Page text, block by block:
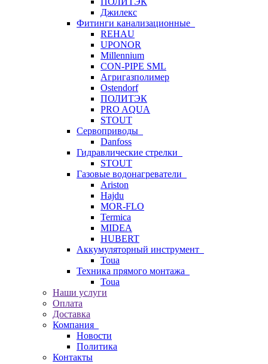
Джилекс
Фитинги канализационные
REHAU
UPONOR
Millennium
CON-PIPE SML
Агригазполимер
Ostendorf
ПОЛИТЭК
PRO AQUA
STOUT
Сервоприводы
Danfoss
Гидравлические стрелки
STOUT
Газовые водонагреватели
Ariston
Hajdu
MOR-FLO
Termica
MIDEA
HUBERT
Аккумуляторный инструмент
Toua
Техника прямого монтажа
Toua
Наши услуги
Оплата
Доставка
Компания
Новости
Политика
Контакты